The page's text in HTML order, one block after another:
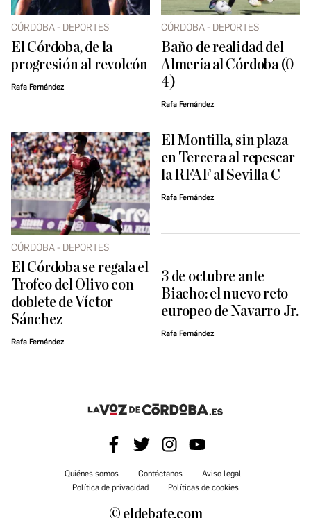
CÓRDOBA - DEPORTES
El Córdoba, de la
progresión al revolcón
Rafa Fernández
CÓRDOBA - DEPORTES
Baño de realidad del
Almería al Córdoba (0-
4)
Rafa Fernández
CÓRDOBA - DEPORTES
El Córdoba se regala el
Trofeo del Olivo con
doblete de Víctor
Sánchez
Rafa Fernández
El Montilla, sin plaza
en Tercera al repescar
la RFAF al Sevilla C
Rafa Fernández
3 de octubre ante
Biacho: el nuevo reto
europeo de Navarro Jr.
Rafa Fernández
Quiénes somos Contáctanos
Aviso legal
Política de privacidad
Políticas de cookies
© eldebate.com